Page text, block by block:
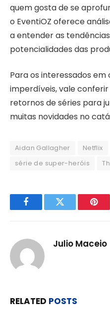
quem gosta de se
o EventiOZ oferece
a entender as
potencialidades das
Para os interessados
imperdíveis, vale
retornos de séries para
muitas novidades no
Aidan Gallagher Netflix
série de super-heróis
FacebookTwitter
Julio Maceio
RELATED POSTS